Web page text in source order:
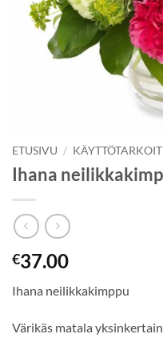
ETUSIVU /
Ihana
€37.00
Ihana neilikkakimppu
Värikäs matala